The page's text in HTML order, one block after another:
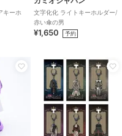
キーホ
文字化化 ライトキーホルダー/
赤い傘の男
¥1,650 予約